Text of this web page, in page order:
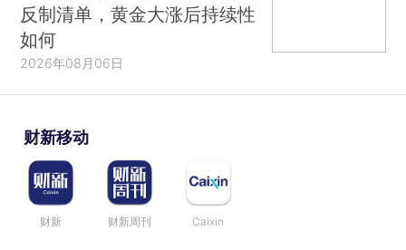
反制清单，黄金大涨后持续性
如何
2026年08月06日
财新移动
财新 财新周刊 Caixin